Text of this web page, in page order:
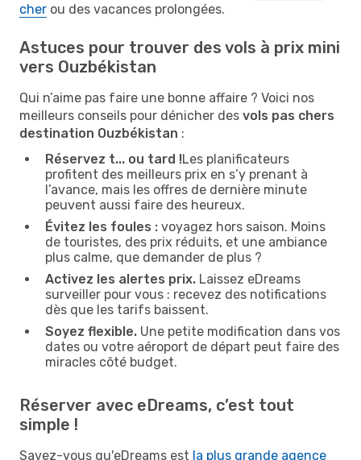
cher ou des vacances prolongées.
Astuces pour trouver des vols à prix mini
vers Ouzbékistan
Qui n’aime pas faire une bonne affaire ? Voici nos
meilleurs conseils pour dénicher des vols pas chers
destination Ouzbékistan :
Réservez t... ou tard !Les planificateurs
profitent des meilleurs prix en s’y prenant à
l’avance, mais les offres de dernière minute
peuvent aussi faire des heureux.
Évitez les foules : voyagez hors saison. Moins
de touristes, des prix réduits, et une ambiance
plus calme, que demander de plus ?
Activez les alertes prix. Laissez eDreams
surveiller pour vous : recevez des notifications
dès que les tarifs baissent.
Soyez flexible. Une petite modification dans vos
dates ou votre aéroport de départ peut faire des
miracles côté budget.
Réserver avec eDreams, c’est tout
simple !
Savez-vous qu'eDreams est la plus grande agence